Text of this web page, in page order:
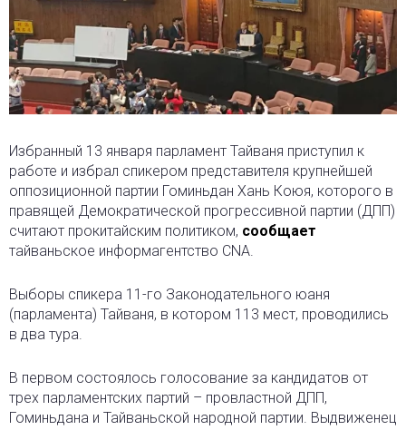
Избранный 13 января парламент Тайваня приступил к
работе и избрал спикером представителя крупнейшей
оппозиционной партии Гоминьдан Хань Коюя, которого в
правящей Демократической прогрессивной партии (ДПП)
считают прокитайским политиком, сообщает
тайваньское информагентство CNA.
Выборы спикера 11-го Законодательного юаня
(парламента) Тайваня, в котором 113 мест, проводились
в два тура.
В первом состоялось голосование за кандидатов от
трех парламентских партий – провластной ДПП,
Гоминьдана и Тайваньской народной партии. Выдвиженец